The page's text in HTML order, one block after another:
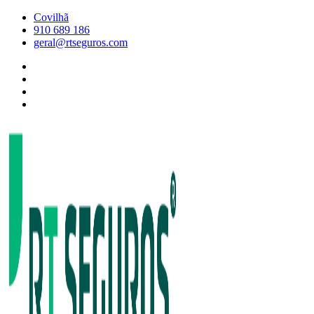
Skip
content
Covilhã
910 689 186
geral@rtseguros.com